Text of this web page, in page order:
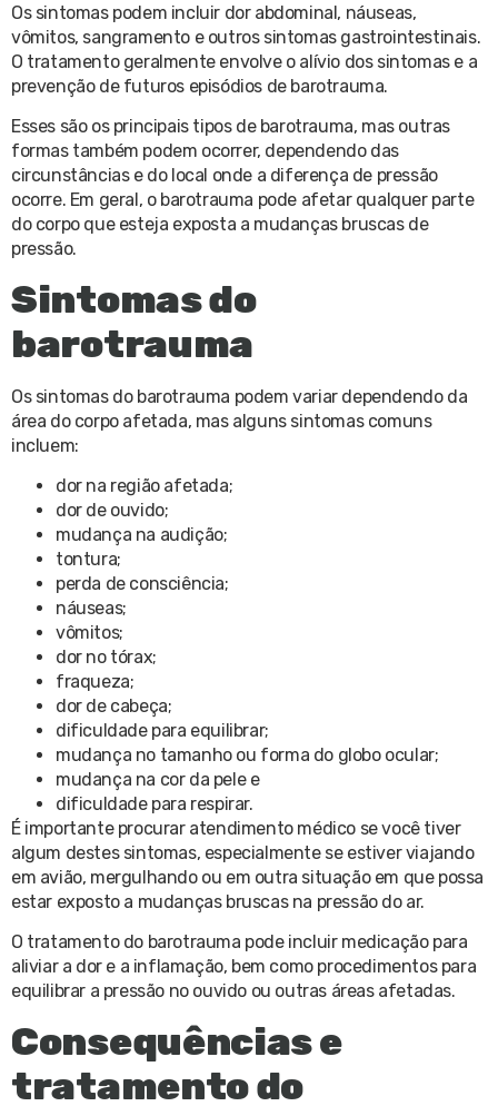
Os sintomas podem incluir dor abdominal, náuseas,
vômitos, sangramento e outros sintomas gastrointestinais.
O tratamento geralmente envolve o alívio dos sintomas e a
prevenção de futuros episódios de barotrauma.
Esses são os principais tipos de barotrauma, mas outras
formas também podem ocorrer, dependendo das
circunstâncias e do local onde a diferença de pressão
ocorre. Em geral, o barotrauma pode afetar qualquer parte
do corpo que esteja exposta a mudanças bruscas de
pressão.
Sintomas do
barotrauma
Os sintomas do barotrauma podem variar dependendo da
área do corpo afetada, mas alguns sintomas comuns
incluem:
dor na região afetada;
dor de ouvido;
mudança na audição;
tontura;
perda de consciência;
náuseas;
vômitos;
dor no tórax;
fraqueza;
dor de cabeça;
dificuldade para equilibrar;
mudança no tamanho ou forma do globo ocular;
mudança na cor da pele e
dificuldade para respirar.
É importante procurar atendimento médico se você tiver
algum destes sintomas, especialmente se estiver viajando
em avião, mergulhando ou em outra situação em que possa
estar exposto a mudanças bruscas na pressão do ar.
O tratamento do barotrauma pode incluir medicação para
aliviar a dor e a inflamação, bem como procedimentos para
equilibrar a pressão no ouvido ou outras áreas afetadas.
Consequências e
tratamento do